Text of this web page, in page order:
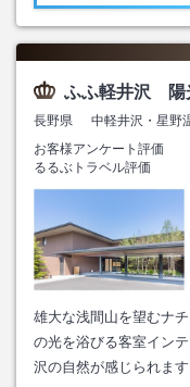
ふふ軽井沢 陽
長野県 中軽井沢・星野
お客様アンケート評価
るるぶトラベル評価
雄大な浅間山を望むナ
の光を浴びる客室イン
沢の自然が感じられます